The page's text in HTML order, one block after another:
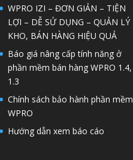
WPRO IZI – ĐƠN GIẢN – TIỆN
LỢI – DỄ SỬ DỤNG – QUẢN LÝ
KHO, BÁN HÀNG HIỆU QUẢ
Báo giá nâng cấp tính năng ở
phần mềm bán hàng WPRO 1.4,
1.3
Chính sách bảo hành phần mềm
WPRO
Hướng dẫn xem báo cáo